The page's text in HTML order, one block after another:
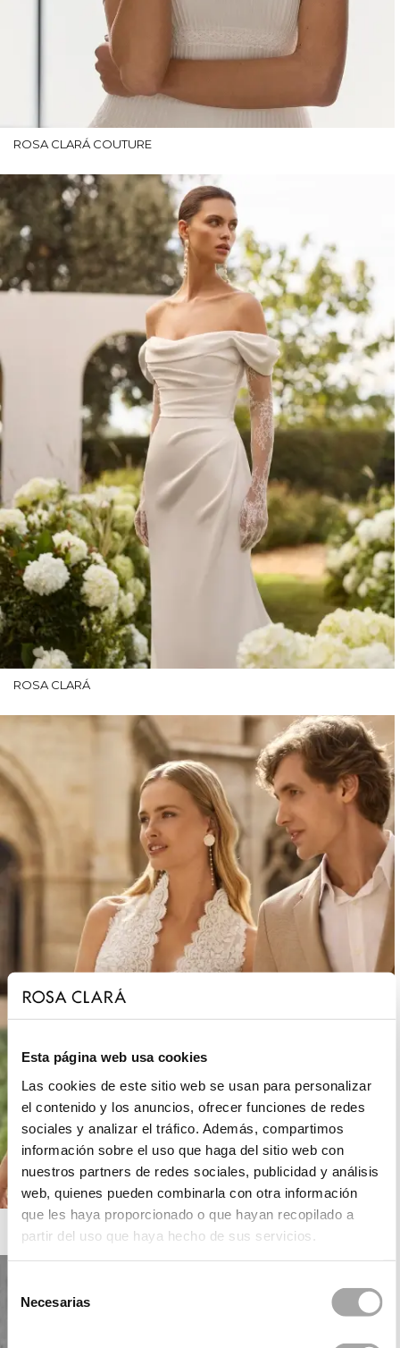
Esta página web usa cookies
Las cookies de este sitio web se usan para personalizar
el contenido y los anuncios, ofrecer funciones de redes
sociales y analizar el tráfico. Además, compartimos
información sobre el uso que haga del sitio web con
nuestros partners de redes sociales, publicidad y análisis
web, quienes pueden combinarla con otra información
que les haya proporcionado o que hayan recopilado a
partir del uso que haya hecho de sus servicios.
Necesarias
ROSA CLARÁ COUTURE
ROSA CLARÁ
ROSA CLARÁ BOHEME